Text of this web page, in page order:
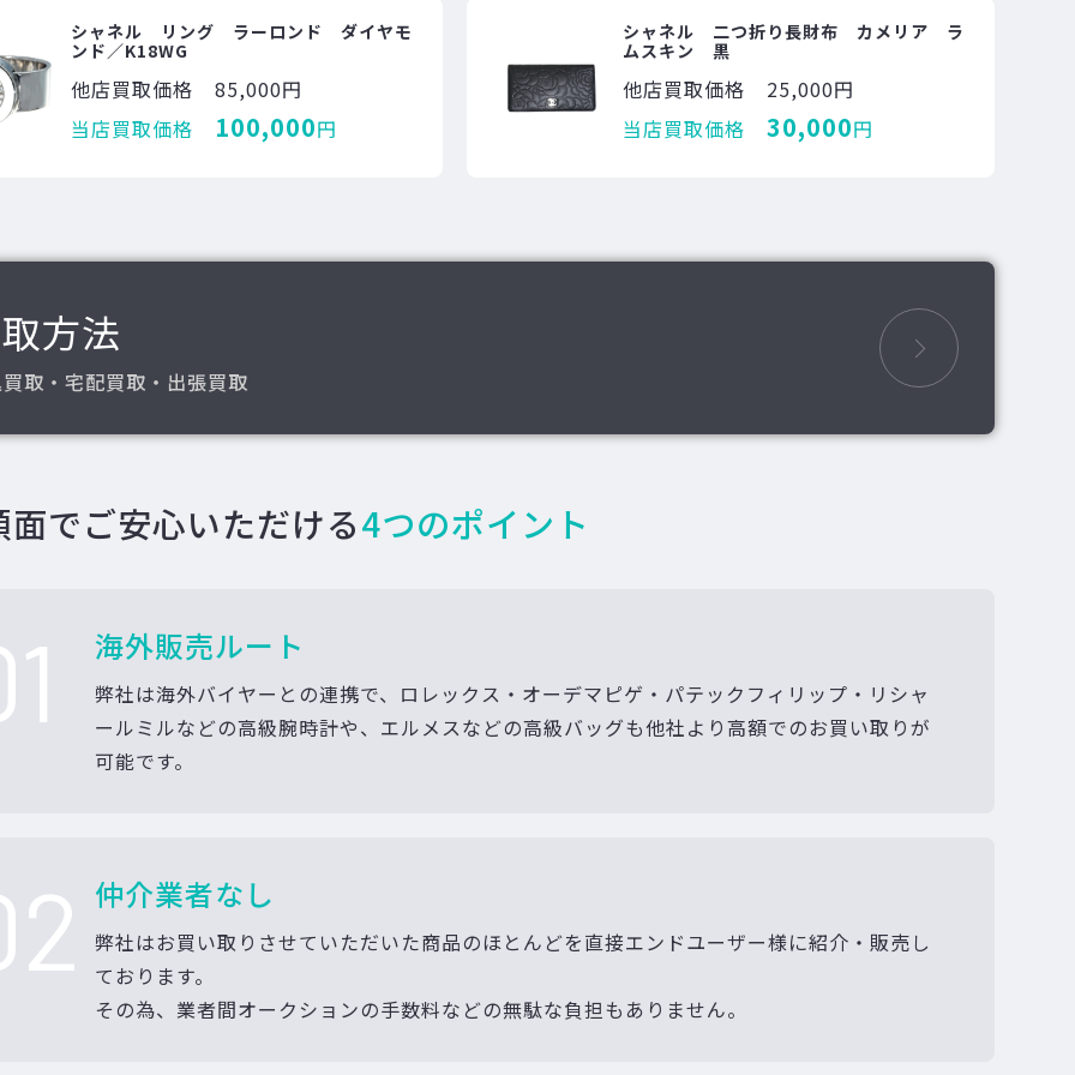
シャネル リング ラーロンド ダイヤモ
ンド／K18WG
他店買取価格
85,000円
当店買取価格
100,000円
シャネル 二つ折り長財布 カメリア ラ
ムスキン 黒
他店買取価格
25,000円
当店買取価格
30,000円
方法
取・宅配買取・出張買取
面でご安心いただける4つのポイント
海外販売ルート
弊社は海外バイヤーとの連携で、ロレックス・オーデマピゲ・パテックフィリップ・リシャ
ールミルなどの高級腕時計や、エルメスなどの高級バッグも他社より高額でのお買い取りが
可能です。
仲介業者なし
弊社はお買い取りさせていただいた商品のほとんどを直接エンドユーザー様に紹介・販売し
ております。
その為、業者間オークションの手数料などの無駄な負担もありません。